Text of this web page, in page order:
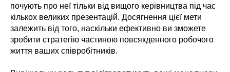
почують про неї тільки від вищого керівництва під час
кількох великих презентацій. Досягнення цієї мети
залежить від того, наскільки ефективно ви зможете
зробити стратегію частиною повсякденного робочого
життя ваших співробітників.